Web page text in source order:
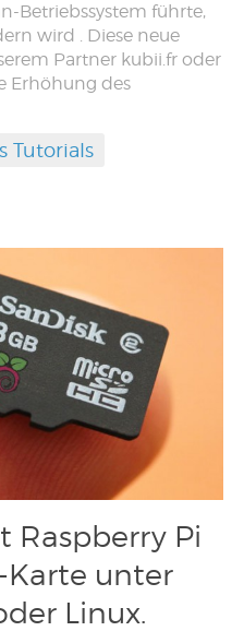
Betriebssystem führte,
wird . Diese neue
Partner kubii.fr oder
Erhöhung des
Tutorials
Raspberry Pi
Karte unter
Linux.